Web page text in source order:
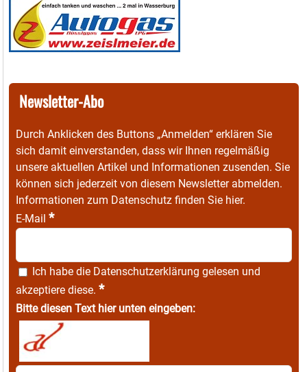
Newsletter-Abo
Durch Anklicken des Buttons „Anmelden“ erklären Sie
sich damit einverstanden, dass wir Ihnen regelmäßig
unsere aktuellen Artikel und Informationen zusenden. Sie
können sich jederzeit von diesem Newsletter abmelden.
Informationen zum Datenschutz finden Sie hier.
E-Mail *
Ich habe die Datenschutzerklärung gelesen und
akzeptiere diese. *
Bitte diesen Text hier unten eingeben: